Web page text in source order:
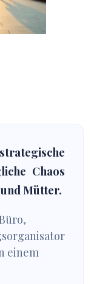
Chaos
Mütter.
einem